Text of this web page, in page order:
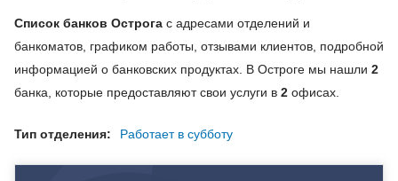
Список банков Острога с адресами отделений и
банкоматов, графиком работы, отзывами клиентов, подробной
информацией о банковских продуктах. В Остроге мы нашли 2
банка, которые предоставляют свои услуги в 2 офисах.
Тип отделения: Работает в субботу